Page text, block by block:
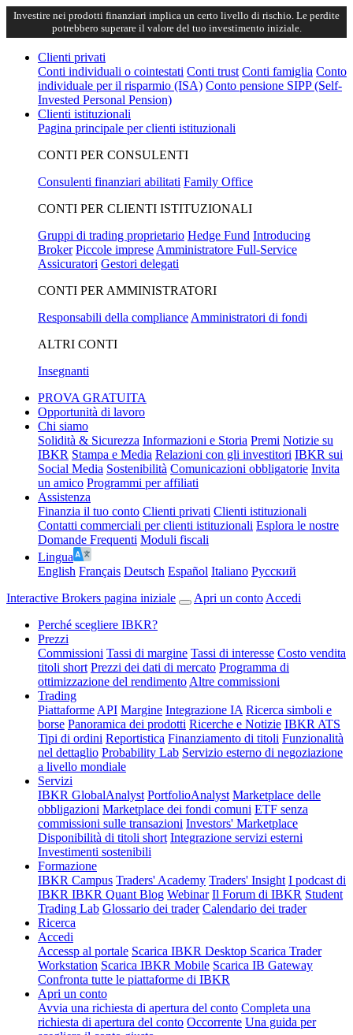
Investire nei prodotti finanziari implica un certo livello di rischio. Le perdite
potrebbero superare il valore del tuo investimento iniziale.
Clienti privati
Conti individuali o cointestati Conti trust Conti famiglia Conto
individuale per il risparmio (ISA) Conto pensione SIPP (Self-
Invested Personal Pension)
Clienti istituzionali
Pagina principale per clienti istituzionali
CONTI PER CONSULENTI
Consulenti finanziari abilitati Family Office
CONTI PER CLIENTI ISTITUZIONALI
Gruppi di trading proprietario Hedge Fund Introducing
Broker Piccole imprese Amministratore Full-Service
Assicuratori Gestori delegati
CONTI PER AMMINISTRATORI
Responsabili della compliance Amministratori di fondi
ALTRI CONTI
Insegnanti
PROVA GRATUITA
Opportunità di lavoro
Chi siamo
Solidità & Sicurezza Informazioni e Storia Premi Notizie su
IBKR Stampa e Media Relazioni con gli investitori IBKR sui
Social Media Sostenibilità Comunicazioni obbligatorie Invita
un amico Programmi per affiliati
Assistenza
Finanzia il tuo conto Clienti privati Clienti istituzionali
Contatti commerciali per clienti istituzionali Esplora le nostre
Domande Frequenti Moduli fiscali
Lingua
English Français Deutsch Español Italiano Pусский
Interactive Brokers pagina iniziale
Apri un conto Accedi
Perché scegliere IBKR?
Prezzi
Commissioni Tassi di margine Tassi di interesse Costo vendita
titoli short Prezzi dei dati di mercato Programma di
ottimizzazione del rendimento Altre commissioni
Trading
Piattaforme API Margine Integrazione IA Ricerca simboli e
borse Panoramica dei prodotti Ricerche e Notizie IBKR ATS
Tipi di ordini Reportistica Finanziamento di titoli Funzionalità
nel dettaglio Probability Lab Servizio esterno di negoziazione
a livello mondiale
Servizi
IBKR GlobalAnalyst PortfolioAnalyst Marketplace delle
obbligazioni Marketplace dei fondi comuni ETF senza
commissioni sulle transazioni Investors' Marketplace
Disponibilità di titoli short Integrazione servizi esterni
Investimenti sostenibili
Formazione
IBKR Campus Traders' Academy Traders' Insight I podcast di
IBKR IBKR Quant Blog Webinar Il Forum di IBKR Student
Trading Lab Glossario dei trader Calendario dei trader
Ricerca
Accedi
Accessp al portale Scarica IBKR Desktop Scarica Trader
Workstation Scarica IBKR Mobile Scarica IB Gateway
Confronta tutte le piattaforme di IBKR
Apri un conto
Avvia una richiesta di apertura del conto Completa una
richiesta di apertura del conto Occorrente Una guida per